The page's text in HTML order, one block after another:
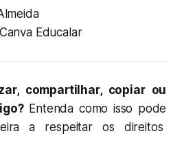
Canva Educalar
compartilhar, copiar ou
Entenda como isso pode
a respeitar os direitos